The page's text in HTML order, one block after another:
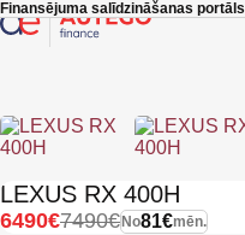
Skip to main content
Finansējuma salīdzināšanas portāls
LEXUS RX 400H
No81€mēn.
7490€
6490€